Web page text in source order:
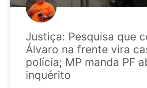
Justiça: Pesquisa que
Álvaro na frente vira
polícia; MP manda PF
inquérito